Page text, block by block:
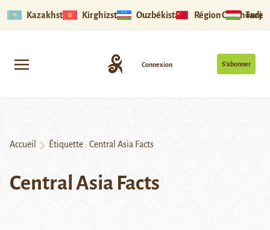
Kazakhstan Kirghizstan Ouzbékistan Région Ouïghoure
S’abonner
Connexion
Accueil Étiquette : Central Asia Facts
Central Asia Facts